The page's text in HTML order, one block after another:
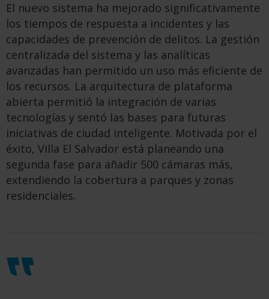
El nuevo sistema ha mejorado significativamente
los tiempos de respuesta a incidentes y las
capacidades de prevención de delitos. La gestión
centralizada del sistema y las analíticas
avanzadas han permitido un uso más eficiente de
los recursos. La arquitectura de plataforma
abierta permitió la integración de varias
tecnologías y sentó las bases para futuras
iniciativas de ciudad inteligente. Motivada por el
éxito, Villa El Salvador está planeando una
segunda fase para añadir 500 cámaras más,
extendiendo la cobertura a parques y zonas
residenciales.